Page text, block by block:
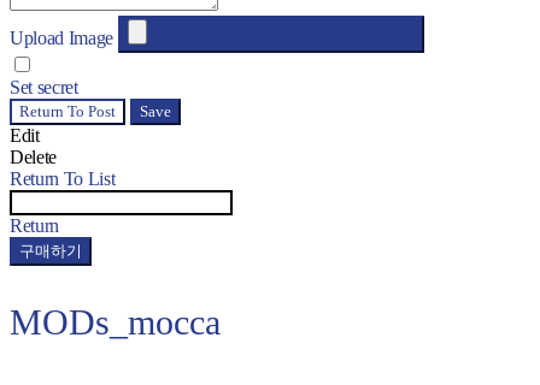
Upload Image
Set secret
Return To Post Save
Edit
Delete
Return To List
Return
구매하기
MODs_mocca